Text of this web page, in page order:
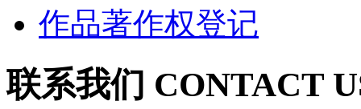
作品著作权登记
联系我们 CONTACT